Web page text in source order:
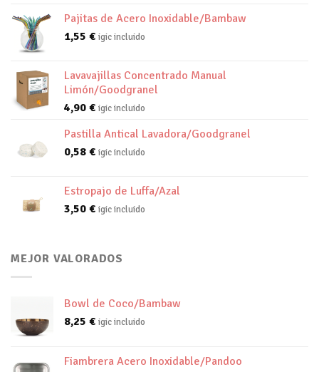
Pajitas de Acero Inoxidable/Bambaw
1,55 € igic incluido
Lavavajillas Concentrado Manual
Limón/Goodgranel
4,90 € igic incluido
Pastilla Antical Lavadora/Goodgranel
0,58 € igic incluido
Estropajo de Luffa/Azal
3,50 € igic incluido
MEJOR VALORADOS
Bowl de Coco/Bambaw
8,25 € igic incluido
Fiambrera Acero Inoxidable/Pandoo